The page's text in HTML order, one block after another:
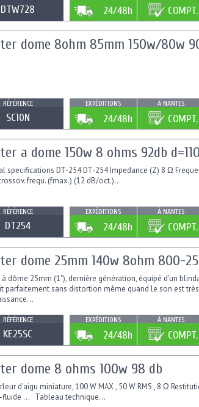
DTW728 24/48h COMPT.
dome 8ohm 85mm 150w/80w
RÉFÉRENCE
SC10N
EXPÉDITIONS
24/48h
À NANTES
COMPT.
a dome 150w 8 ohms 92db
specifications DT-254 DT-254 Impedance (Z) 8 Ω
frequ. (fmax.) (12 dB/oct.)...
RÉFÉRENCE
DT254
EXPÉDITIONS
24/48h
À NANTES
COMPT.
dome 25mm 140w 8ohm 800-
à dôme 25mm (1"), dernière génération, équipé d'un
parfaitement sans distortion même quand le son est
RÉFÉRENCE
KE25SC
EXPÉDITIONS
24/48h
À NANTES
COMPT.
dome 8 ohms 100w 98 db
d'aigu miniature, 100 W MAX , 50 W RMS , 8 Ω
fluide ... Tableau technique...